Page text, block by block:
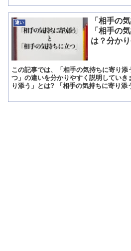
違い
「相手の
「相手の
は？分か
この記事では、「相手の気持ちに寄り
つ」の違いを分かりやすく説明してい
り添う」とは? 「相手の気持ちに寄り添